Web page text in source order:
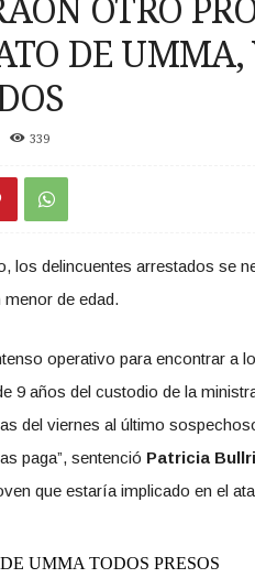
OTRO
DE UMMA,
339
los delincuentes arrestados se
de edad.
operativo para encontrar a
9 años del custodio de la
del viernes al último
paga”, sentenció Patricia
que estaría implicado en el
UMMA TODOS PRESOS